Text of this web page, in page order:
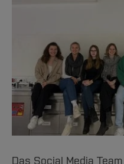
Team
Service
Fachgruppen
Forschung und
International
Team
Service
BO Shop
Familiengerechte
Vertretungen
Wahlen
International
Medienzentrum
qed-Stiftung
Zentrale
Das Social Media